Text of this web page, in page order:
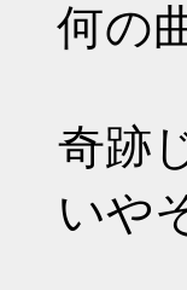
何の
奇跡
いや